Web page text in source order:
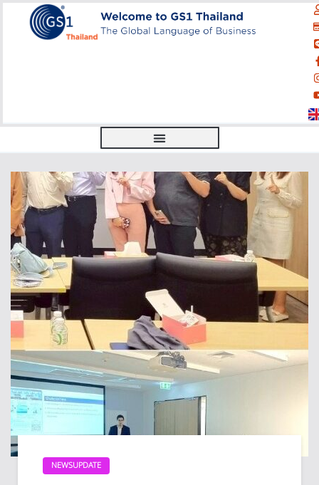
NEWSUPDATE